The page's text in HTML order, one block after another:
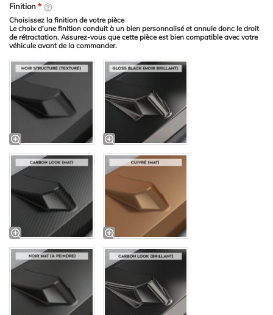
Finition*
Choisissez la finition de votre pièce
Le choix d'une finition conduit à un bien personnalisé et annule donc le droit
de rétractation. Assurez-vous que cette pièce est bien compatible avec votre
véhicule avant de la commander.